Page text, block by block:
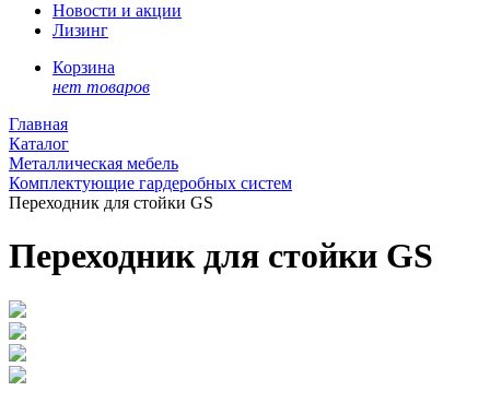
Новости и акции
Лизинг
Корзина
нет товаров
Главная
Каталог
Металлическая мебель
Комплектующие гардеробных систем
Переходник для стойки GS
Переходник для стойки GS